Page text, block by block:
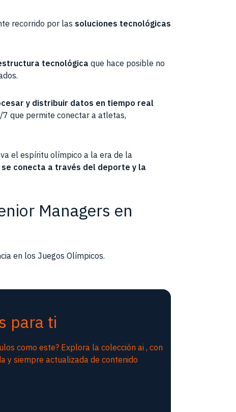
recorrido por las soluciones tecnológicas
tecnológica que hace posible no
y distribuir datos en tiempo real
que permite conectar a atletas,
el espíritu olímpico a la era de la
se conecta a través del deporte y la
Managers en
en los Juegos Olímpicos.
para ti
como este? Explora la colección ai , con
y siempre actualizada de contenido